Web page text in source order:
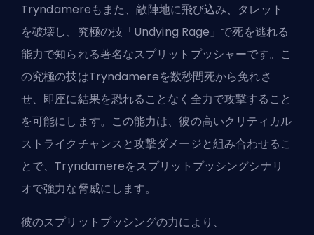
Tryndamereもまた、敵陣地に飛び込み、タレット
を破壊し、究極の技「Undying Rage」で死を逃れる
能力で知られる著名なスプリットプッシャーです。こ
の究極の技はTryndamereを数秒間死から免れさ
せ、即座に結果を恐れることなく全力で攻撃すること
を可能にします。この能力は、彼の高いクリティカル
ストライクチャンスと攻撃ダメージと組み合わせるこ
とで、Tryndamereをスプリットプッシングシナリ
オで強力な脅威にします。
彼のスプリットプッシングの力により、